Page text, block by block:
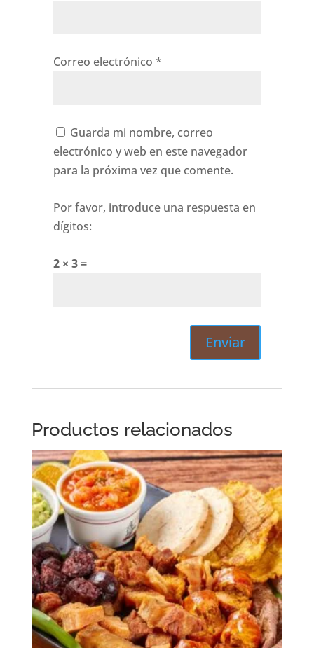
Correo electrónico *
Guarda mi nombre, correo
electrónico y web en este navegador
para la próxima vez que comente.
Por favor, introduce una respuesta en
dígitos:
2 × 3 =
Productos relacionados